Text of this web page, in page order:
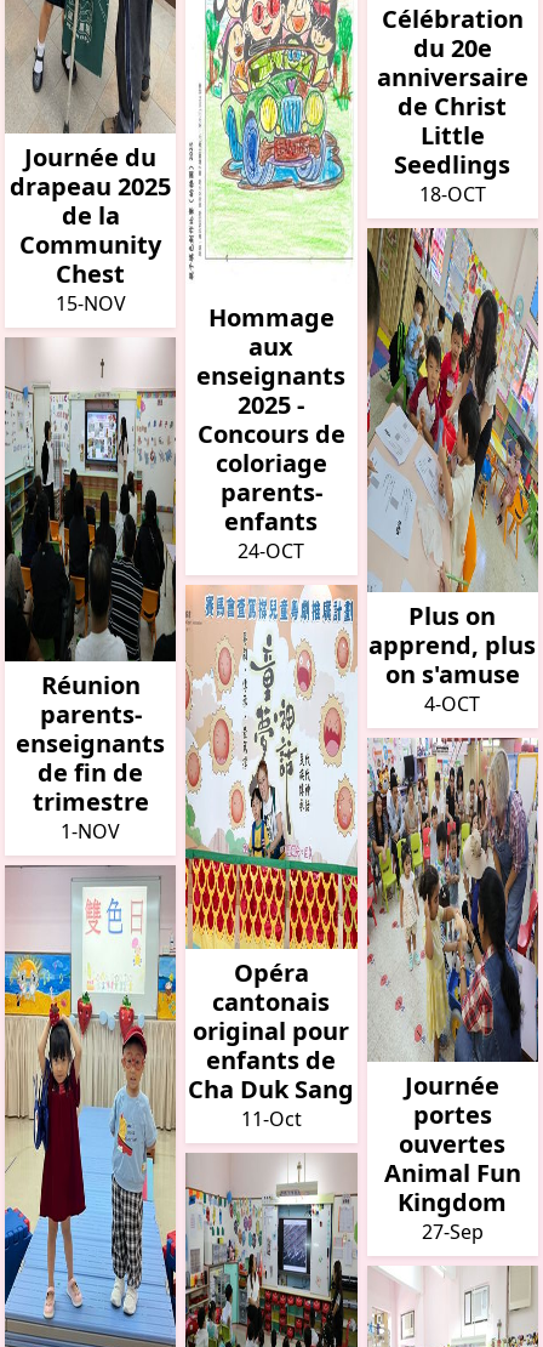
Journée du
drapeau 2025
de la
Community
Chest
15-NOV
Réunion
parents-
enseignants
de fin de
trimestre
1-NOV
Hommage
aux
enseignants
2025 -
Concours de
coloriage
parents-
enfants
24-OCT
Opéra
cantonais
original pour
enfants de
Cha Duk Sang
11-Oct
Célébration
du 20e
anniversaire
de Christ
Little
Seedlings
18-OCT
Plus on
apprend, plus
on s'amuse
4-OCT
Journée
portes
ouvertes
Animal Fun
Kingdom
27-Sep